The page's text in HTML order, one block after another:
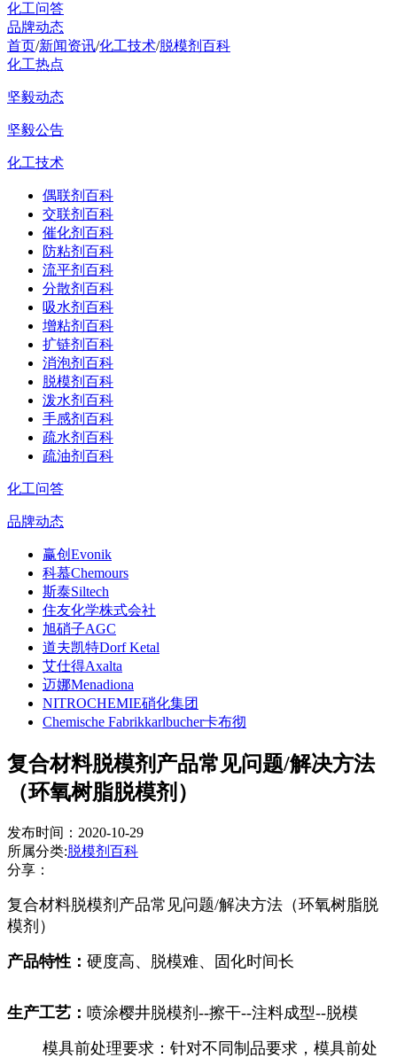
化工问答
品牌动态
首页/新闻资讯/化工技术/脱模剂百科
化工热点
坚毅动态
坚毅公告
化工技术
偶联剂百科
交联剂百科
催化剂百科
防粘剂百科
流平剂百科
分散剂百科
吸水剂百科
增粘剂百科
扩链剂百科
消泡剂百科
脱模剂百科
泼水剂百科
手感剂百科
疏水剂百科
疏油剂百科
化工问答
品牌动态
赢创Evonik
科慕Chemours
斯泰Siltech
住友化学株式会社
旭硝子AGC
道夫凯特Dorf Ketal
艾仕得Axalta
迈娜Menadiona
NITROCHEMIE硝化集团
Chemische Fabrikkarlbucher卡布彻
复合材料脱模剂产品常见问题/解决方法
（环氧树脂脱模剂）
发布时间：2020-10-29
所属分类:脱模剂百科
分享：
复合材料脱模剂产品常见问题/解决方法（环氧树脂脱
模剂）
产品特性： 硬度高、脱模难、固化时间长
生产工艺： 喷涂樱井脱模剂--擦干--注料成型--脱模
模具前处理要求：针对不同制品要求，模具前处